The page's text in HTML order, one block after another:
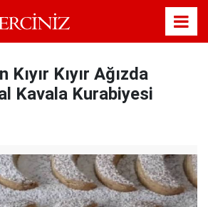
Kıyır Ağızda
Kavala Kurabiyesi